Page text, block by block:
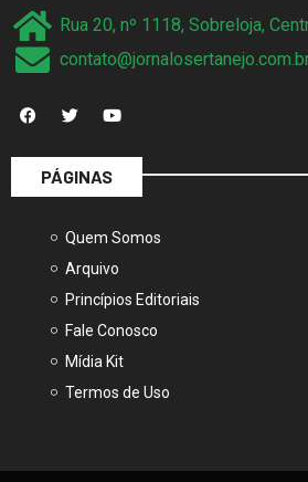
Rua 20, nº 1118, Sobreloja,
PÁGINAS
Quem Somos
Arquivo
Princípios Editoriais
Fale Conosco
Mídia Kit
Termos de Uso